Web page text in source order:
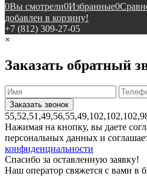
0Вы смотрели0Избранные0
добавлен в корзину!
+7 (812) 309-27-05
×
Заказать обратный
Нажимая на кнопку, вы даете
персональных данных и
конфиденциальности
Спасибо за оставленную заявку!
Наш оператор свяжется с вами в